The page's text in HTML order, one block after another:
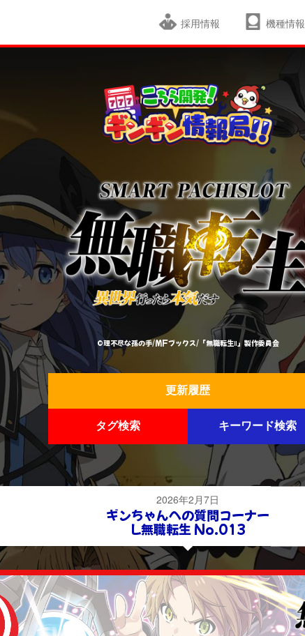
採用情報 機種情報
©理不尽な孫の手/MFブックス/「無職転生Ⅱ」製作委員会
更新履歴
タグ検索 キーワード検索
2026年2月7日
ギンちゃんへの質問コーナー
L無職転生 No.013